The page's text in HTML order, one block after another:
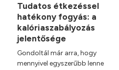
Tudatos étkezéssel
hatékony fogyás: a
kalóriaszabályozás
jelentősége
Gondoltál már arra, hogy
mennyivel egyszerűbb lenne